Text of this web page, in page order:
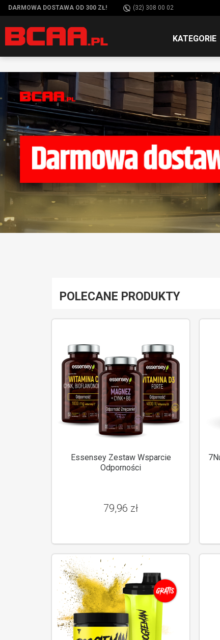
DARMOWA DOSTAWA OD 300 ZŁ! (32) 308 00 02
KATEGORIE
POLECANE PRODUKTY
Essensey Zestaw Wsparcie
Odporności
79,96 zł